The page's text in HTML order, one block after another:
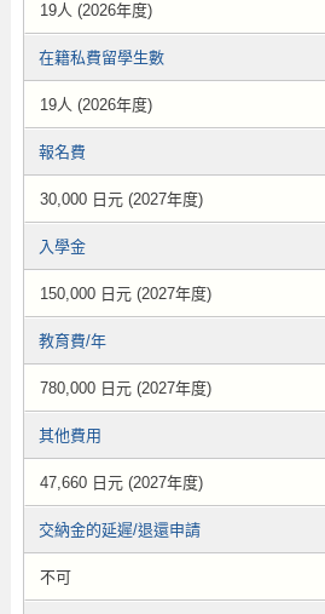
19人 (2026年度)
在籍私費留學生數
19人 (2026年度)
報名費
30,000 日元 (2027年度)
入學金
150,000 日元 (2027年度)
教育費/年
780,000 日元 (2027年度)
其他費用
47,660 日元 (2027年度)
交納金的延遲/退還申請
不可